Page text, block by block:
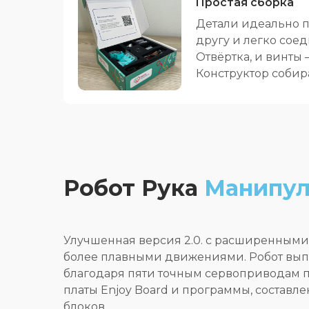
Простая сборка
Детали идеально
другу и легко
Отвёртка, и винты
Конструктор
Робот Рука
Улучшенная версия 2.0. с
более плавными движениями. Робот
благодаря пяти точным сервоприводам
платы Enjoy Board и программы,